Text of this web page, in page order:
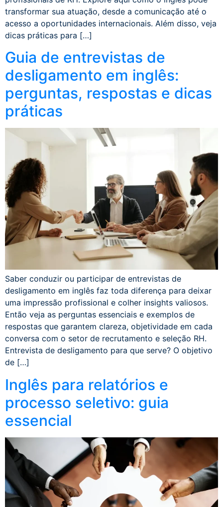
transformar sua atuação, desde a comunicação até o
acesso a oportunidades internacionais. Além disso, veja
dicas práticas para […]
Guia de entrevistas de
desligamento em inglês:
perguntas, respostas e dicas
práticas
Saber conduzir ou participar de entrevistas de
desligamento em inglês faz toda diferença para deixar
uma impressão profissional e colher insights valiosos.
Então veja as perguntas essenciais e exemplos de
respostas que garantem clareza, objetividade em cada
conversa com o setor de recrutamento e seleção RH.
Entrevista de desligamento para que serve? O objetivo
de […]
Inglês para relatórios e
processo seletivo: guia
essencial